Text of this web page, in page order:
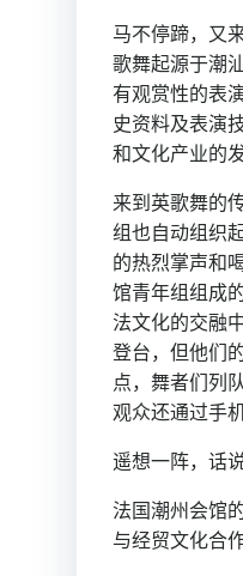
马不停蹄，又
歌舞起源于潮
有观赏性的表
史资料及表演
和文化产业的
来到英歌舞的
组也自动组织
的热烈掌声和
馆青年组组成
法文化的交融
登台，但他们
点，舞者们列
观众还通过手
遥想一阵，话
法国潮州会馆
与经贸文化合